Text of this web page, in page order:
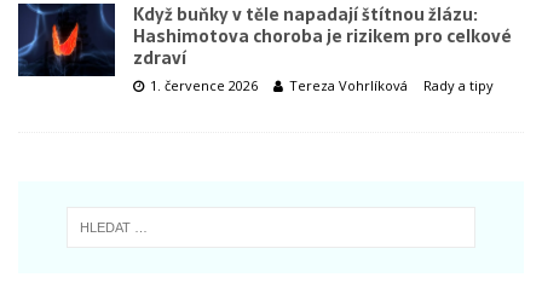
Když buňky v těle napadají štítnou žlázu:
Hashimotova choroba je rizikem pro celkové
zdraví
1. července 2026 Tereza Vohrlíková Rady a tipy